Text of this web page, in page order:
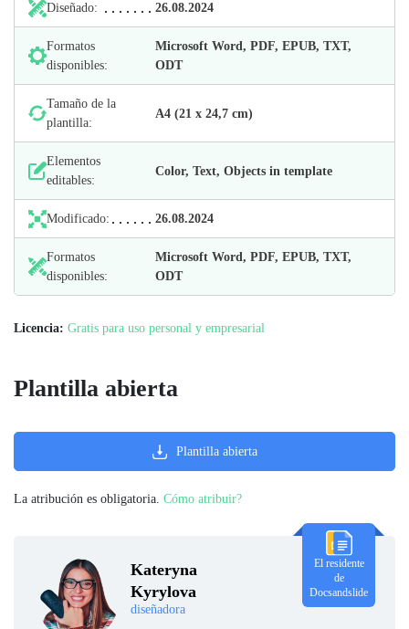
Diseñado: 26.08.2024
Formatos
disponibles:
Microsoft Word, PDF, EPUB, TXT,
ODT
Tamaño de la
plantilla:
А4 (21 х 24,7 cm)
Elementos
editables:
Color, Text, Objects in template
Modificado: 26.08.2024
Formatos
disponibles:
Microsoft Word, PDF, EPUB, TXT,
ODT
Licencia: Gratis para uso personal y empresarial
Kateryna
Kyrylova
diseñadora
El residente
de
Docsandslide
Plantilla abierta
Plantilla abierta
La atribución es obligatoria. Cómo atribuir?